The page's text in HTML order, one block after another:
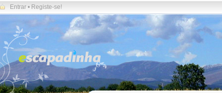
Entrar • Registe-se!